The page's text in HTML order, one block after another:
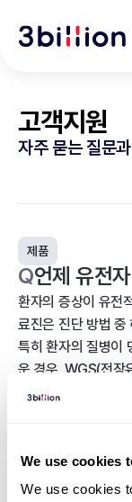
We use cookies
We use cookies
고객지원
자주 묻는 질문
제품
Q언제 유전
환자의 증상이 유전
료진은 진단 방법 중
특히 환자의 질병이
운 경우, WGS(전장
검사가 유효한 선택
미국 유전학회
습니다.